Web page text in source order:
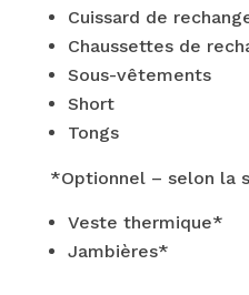
Cuissard de
Chaussettes de
Sous-vêtements
Short
Tongs
*Optionnel – selon la
Veste thermique*
Jambières*